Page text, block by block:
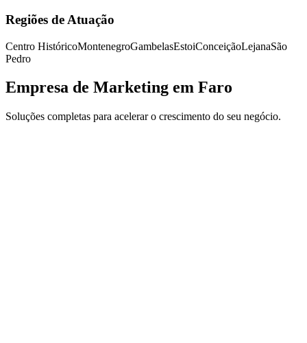
Regiões de Atuação
Centro HistóricoMontenegroGambelasEstoiConceiçãoLejanaSão
Pedro
Empresa de Marketing em Faro
Soluções completas para acelerar o crescimento do seu negócio.